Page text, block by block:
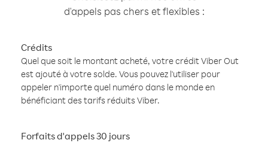
d'appels pas chers et flexibles :
Crédits
Quel que soit le montant acheté, votre crédit Viber Out
est ajouté à votre solde. Vous pouvez l'utiliser pour
appeler n'importe quel numéro dans le monde en
bénéficiant des tarifs réduits Viber.
Forfaits d'appels 30 jours